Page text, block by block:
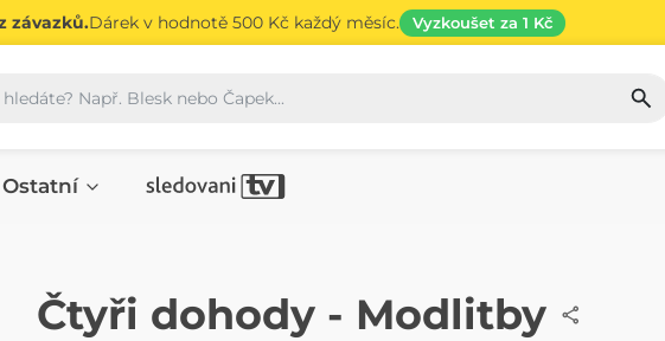
závazků.Dárek v hodnotě 500 Kč každý měsíc. Vyzkoušet za 1 Kč
Ostatní
E-KNIHA
Čtyři dohody - Modlitby